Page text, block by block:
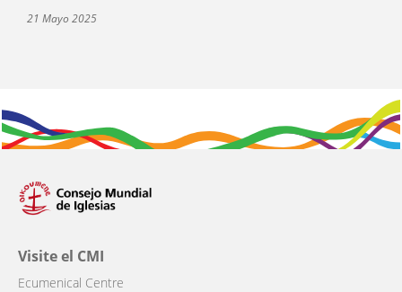
21 Mayo 2025
Visite el CMI
Ecumenical Centre